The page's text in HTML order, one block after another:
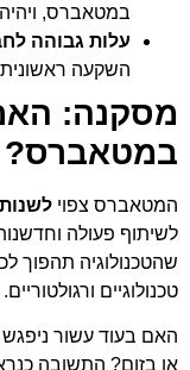
במטאברס,
עלות גבוהה
השקעה ראשונית
מסקנה:
במטאברס?
המטאברס צפוי
לשיתוף פעולה
שהטכנולוגיה תהפוך
טכנולוגיים ורגולטוריים.
האם בעוד עשור
או בזום? התשובה